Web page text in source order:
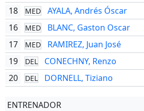
18
MED AYALA, Andrés Óscar
16 MED BLANC, Gaston Oscar
17 MED RAMIREZ, Juan José
19 DEL CONECHNY, Renzo
20 DEL DORNELL, Tiziano
ENTRENADOR